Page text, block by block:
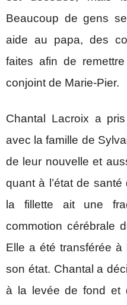
Beaucoup de gens
aide au papa, des
faites afin de
conjoint de Marie-Pier.
Chantal Lacroix a
avec la famille de
de leur nouvelle et
quant à l’état de
la fillette ait une
commotion cérébrale
Elle a été transférée à
son état. Chantal a
à la levée de fond et